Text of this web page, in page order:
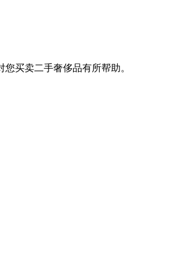
买卖二手奢侈品有所帮助。